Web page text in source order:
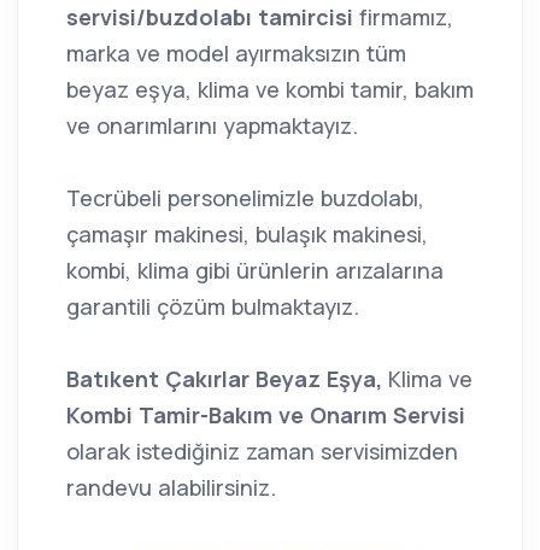
servisi/buzdolabı tamircisi firmamız,
marka ve model ayırmaksızın tüm
beyaz eşya, klima ve kombi tamir, bakım
ve onarımlarını yapmaktayız.
Tecrübeli personelimizle buzdolabı,
çamaşır makinesi, bulaşık makinesi,
kombi, klima gibi ürünlerin arızalarına
garantili çözüm bulmaktayız.
Batıkent Çakırlar Beyaz Eşya, Klima ve
Kombi Tamir-Bakım ve Onarım Servisi
olarak istediğiniz zaman servisimizden
randevu alabilirsiniz.